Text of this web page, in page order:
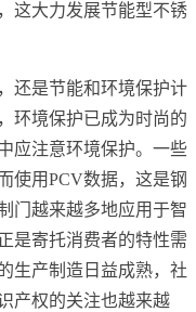
这大力发展节能型不锈
还是节能和环境保护计
环境保护已成为时尚的
应注意环境保护。一些
使用PCV数据，这是钢
门越来越多地应用于智
是寄托消费者的特性需
生产制造日益成熟，社
产权的关注也越来越